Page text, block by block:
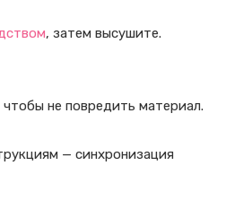
, затем высушите.
не повредить материал.
— синхронизация